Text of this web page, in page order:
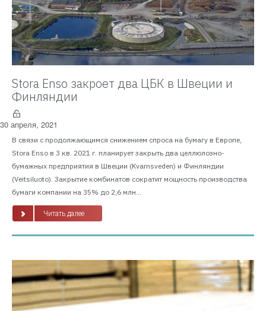
Stora Enso закроет два ЦБК в Швеции и
Финляндии
30 апреля, 2021
В связи с продолжающимся снижением спроса на бумагу в Европе,
Stora Enso в 3 кв. 2021 г. планирует закрыть два целлюлозно-
бумажных предприятия в Швеции (Kvarnsveden) и Финляндии
(Veitsiluoto). Закрытие комбинатов сократит мощность производства
бумаги компании на 35% до 2,6 млн...
Читать далее